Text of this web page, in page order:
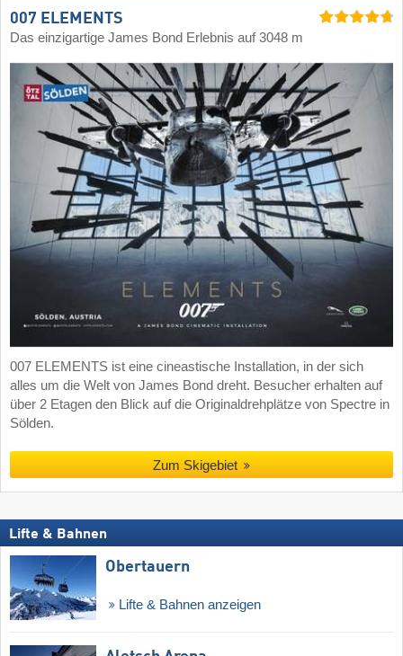
007 ELEMENTS
Das einzigartige James Bond Erlebnis auf 3048 m
007 ELEMENTS ist eine cineastische Installation, in der sich
alles um die Welt von James Bond dreht. Besucher erhalten auf
über 2 Etagen den Blick auf die Originaldrehplätze von Spectre in
Sölden.
Zum Skigebiet
Lifte & Bahnen
Obertauern
Lifte & Bahnen anzeigen